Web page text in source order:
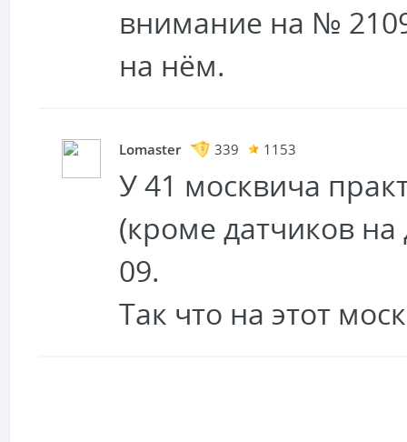
внимание на №
на нём.
Lomaster 339 1153
У 41 москвича
(кроме датчиков на
09.
Так что на этот